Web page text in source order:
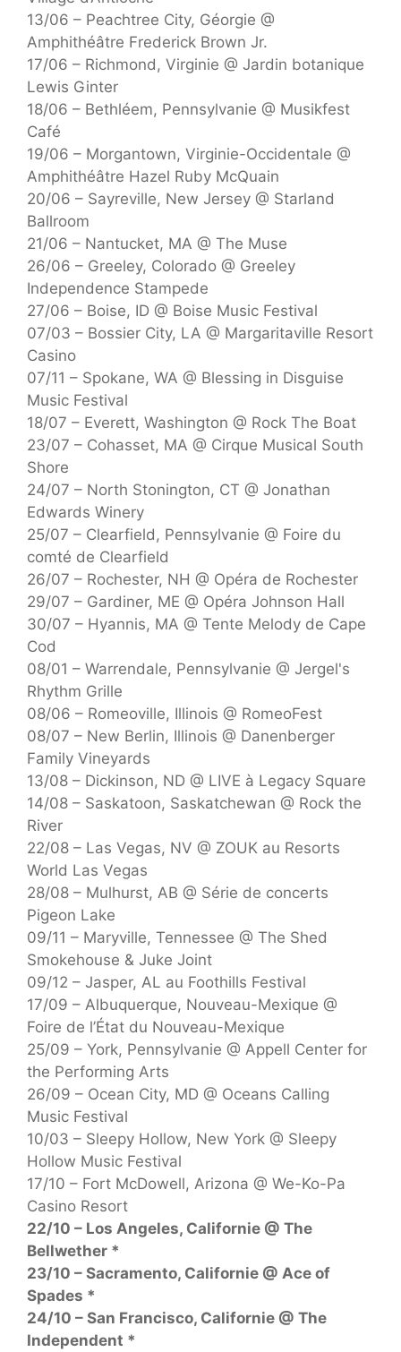
13/06 – Peachtree City, Géorgie @
Amphithéâtre Frederick Brown Jr.
17/06 – Richmond, Virginie @ Jardin botanique
Lewis Ginter
18/06 – Bethléem, Pennsylvanie @ Musikfest
Café
19/06 – Morgantown, Virginie-Occidentale @
Amphithéâtre Hazel Ruby McQuain
20/06 – Sayreville, New Jersey @ Starland
Ballroom
21/06 – Nantucket, MA @ The Muse
26/06 – Greeley, Colorado @ Greeley
Independence Stampede
27/06 – Boise, ID @ Boise Music Festival
07/03 – Bossier City, LA @ Margaritaville Resort
Casino
07/11 – Spokane, WA @ Blessing in Disguise
Music Festival
18/07 – Everett, Washington @ Rock The Boat
23/07 – Cohasset, MA @ Cirque Musical South
Shore
24/07 – North Stonington, CT @ Jonathan
Edwards Winery
25/07 – Clearfield, Pennsylvanie @ Foire du
comté de Clearfield
26/07 – Rochester, NH @ Opéra de Rochester
29/07 – Gardiner, ME @ Opéra Johnson Hall
30/07 – Hyannis, MA @ Tente Melody de Cape
Cod
08/01 – Warrendale, Pennsylvanie @ Jergel's
Rhythm Grille
08/06 – Romeoville, Illinois @ RomeoFest
08/07 – New Berlin, Illinois @ Danenberger
Family Vineyards
13/08 – Dickinson, ND @ LIVE à Legacy Square
14/08 – Saskatoon, Saskatchewan @ Rock the
River
22/08 – Las Vegas, NV @ ZOUK au Resorts
World Las Vegas
28/08 – Mulhurst, AB @ Série de concerts
Pigeon Lake
09/11 – Maryville, Tennessee @ The Shed
Smokehouse & Juke Joint
09/12 – Jasper, AL au Foothills Festival
17/09 – Albuquerque, Nouveau-Mexique @
Foire de l’État du Nouveau-Mexique
25/09 – York, Pennsylvanie @ Appell Center for
the Performing Arts
26/09 – Ocean City, MD @ Oceans Calling
Music Festival
10/03 – Sleepy Hollow, New York @ Sleepy
Hollow Music Festival
17/10 – Fort McDowell, Arizona @ We-Ko-Pa
Casino Resort
22/10 – Los Angeles, Californie @ The
Bellwether *
23/10 – Sacramento, Californie @ Ace of
Spades *
24/10 – San Francisco, Californie @ The
Independent *